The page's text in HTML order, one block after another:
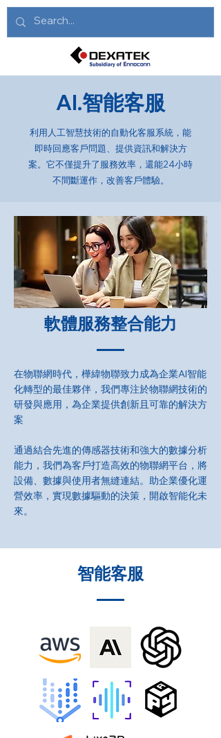
AI.智能客服
利用人工智慧技術的自動化客服系統，能
即時回應客戶問題、提供資訊和解決方
案。它不僅提升了服務效率，還能24小時
不間斷運作，改善客戶體驗。
軟體服務整合能力
在物聯網時代，樺緯物聯致力成為企業AI智能
化轉型的最佳夥伴，我們專注於物聯網技術的
研發與應用，為企業提供創新且可靠的解決方
案
通過結合先進的傳感器技術和強大的數據分析
能力，我們為客戶打造高效的物聯網平台，將
設備、數據與使用者無縫連結。助企業優化運
營效率，實現數據驅動的決策，開啟智能化未
來。
智能客服